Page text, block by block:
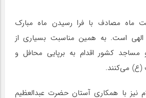
۲۷ اردبهشت ماه مصادف با فرا رسیدن ماه مبارک
الهی است. به همین مناسبت بسیاری از
مساجد کشور اقدام به برپایی محافل و
می‌کنند.
نیز با همکاری آستان حضرت عبدالعظیم